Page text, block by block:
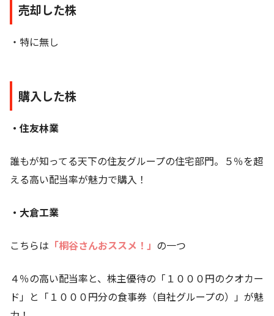
売却した株
・特に無し
購入した株
・住友林業
誰もが知ってる天下の住友グループの住宅部門。５％を超
える高い配当率が魅力で購入！
・大倉工業
こちらは 「桐谷さんおススメ！」 の一つ
４％の高い配当率と、株主優待の「１０００円のクオカー
ド」と「１０００円分の食事券（自社グループの）」が魅